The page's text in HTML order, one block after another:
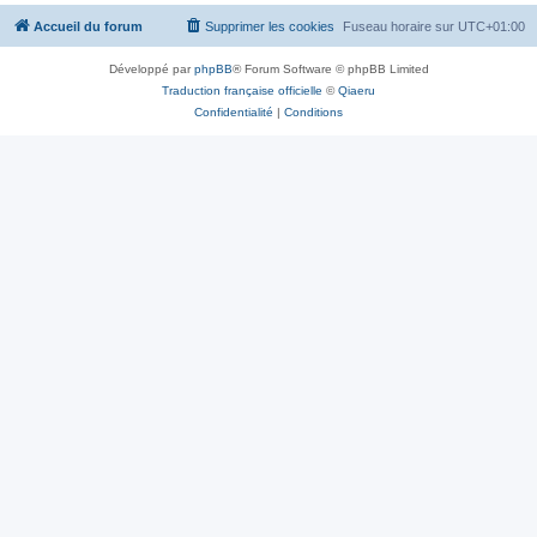
Accueil du forum Fuseau horaire sur UTC+01:00
Supprimer les cookies
Développé parphpBB® Forum Software © phpBB Limited
Traduction française officielle ©Qiaeru
Confidentialité | Conditions